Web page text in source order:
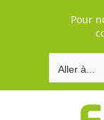
Pour
Aller à...